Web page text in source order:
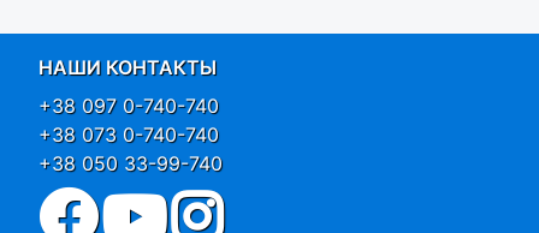
НАШИ КОНТАКТЫ
+38 097 0-740-740
+38 073 0-740-740
+38 050 33-99-740